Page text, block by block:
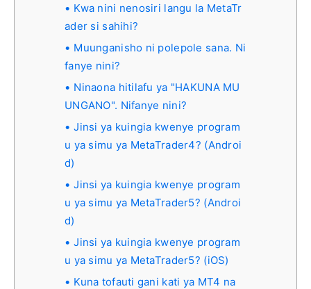
Kwa nini nenosiri langu la MetaTr
ader si sahihi?
Muunganisho ni polepole sana. Ni
fanye nini?
Ninaona hitilafu ya "HAKUNA MU
UNGANO". Nifanye nini?
Jinsi ya kuingia kwenye program
u ya simu ya MetaTrader4? (Androi
d)
Jinsi ya kuingia kwenye program
u ya simu ya MetaTrader5? (Androi
d)
Jinsi ya kuingia kwenye program
u ya simu ya MetaTrader5? (iOS)
Kuna tofauti gani kati ya MT4 na